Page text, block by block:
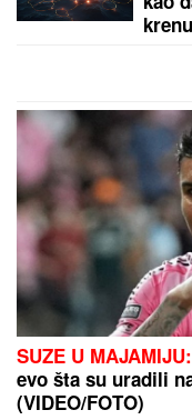
Tešić: Prethodna
manje novih žarišta